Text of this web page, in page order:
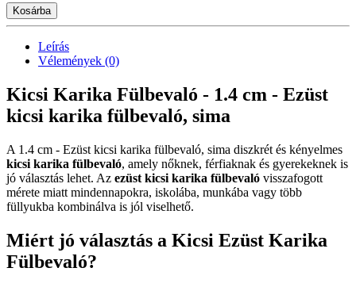
Kosárba
Leírás
Vélemények (0)
Kicsi Karika Fülbevaló - 1.4 cm - Ezüst
kicsi karika fülbevaló, sima
A 1.4 cm - Ezüst kicsi karika fülbevaló, sima diszkrét és kényelmes
kicsi karika fülbevaló, amely nőknek, férfiaknak és gyerekeknek is
jó választás lehet. Az ezüst kicsi karika fülbevaló visszafogott
mérete miatt mindennapokra, iskolába, munkába vagy több
füllyukba kombinálva is jól viselhető.
Miért jó választás a Kicsi Ezüst Karika
Fülbevaló?